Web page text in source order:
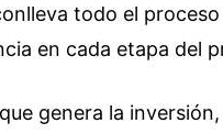
todo el
en cada etapa del
genera la